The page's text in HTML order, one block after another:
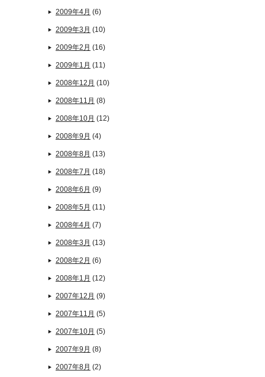
2009年4月 (6)
2009年3月 (10)
2009年2月 (16)
2009年1月 (11)
2008年12月 (10)
2008年11月 (8)
2008年10月 (12)
2008年9月 (4)
2008年8月 (13)
2008年7月 (18)
2008年6月 (9)
2008年5月 (11)
2008年4月 (7)
2008年3月 (13)
2008年2月 (6)
2008年1月 (12)
2007年12月 (9)
2007年11月 (5)
2007年10月 (5)
2007年9月 (8)
2007年8月 (2)